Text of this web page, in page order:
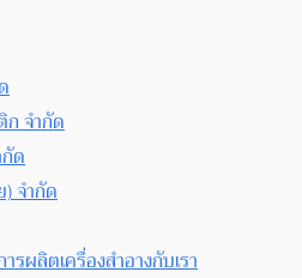
ก จำกัด
ด
จำกัด
ผลิตเครื่องสำอางกับเรา